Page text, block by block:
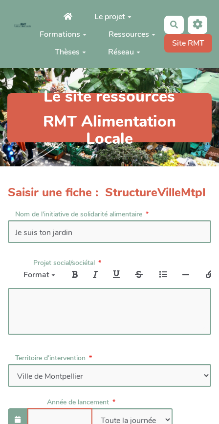
Aller au contenu principalLe projet
Formations
Ressources
Thèses
Réseau
Rechercher
Site RMT
Le site ressources
RMT Alimentation
Locale
Saisir une fiche : StructureVilleMtpl
Nom de l'initiative de solidarité alimentaire
Projet social/sociétal
Format
Territoire d'intervention
Année de lancement